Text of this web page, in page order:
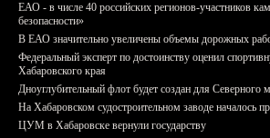
ЕАО - в числе 40 российских регионов-участников
безопасности»
В ЕАО значительно увеличены объемы дорожных
Федеральный эксперт по достоинству оценил
Хабаровского края
Дноуглубительный флот будет создан для Северного
На Хабаровском судостроительном заводе началось
ЦУМ в Хабаровске вернули государству